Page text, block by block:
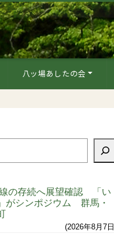
八ッ場あしたの会
の存続へ展望確認 「い
がシンポジウム 群馬・
2026年8月7日